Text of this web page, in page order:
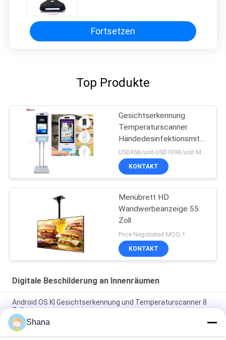
Fortsetzen
Top Produkte
Gesichtserkennung
Temperaturscanner
Händedesinfektionsmittel
Werbekiosk
USD968/unit-USD1098/unit MOQ:1 Einheit
KONTAKT
Menübrett HD
Wandwerbeanzeige 55
Zoll
Price Negotiated MOQ:1
KONTAKT
Digitale Beschilderung an Innenräumen
Android OS KI Gesichtserkennung und Temperaturscanner 8
Zoll
Smartboard, das Innendigitale beschilderung dreht, zeigt
Shana